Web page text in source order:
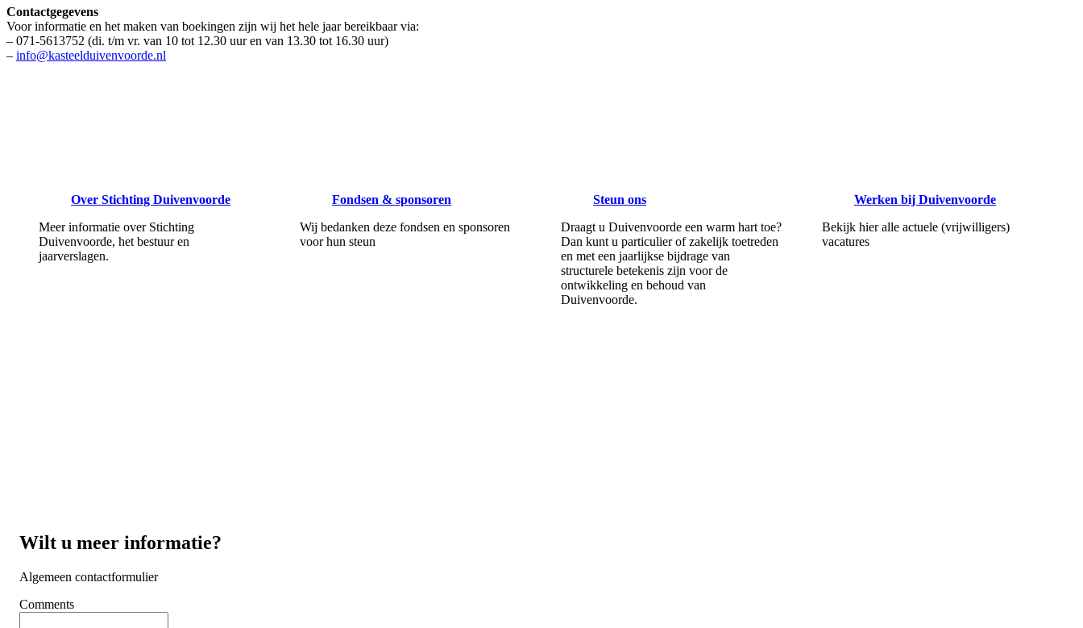
Contactgegevens
Voor informatie en het maken van boekingen zijn wij het hele jaar bereikbaar via:
– 071-5613752 (di. t/m vr. van 10 tot 12.30 uur en van 13.30 tot 16.30 uur)
– info@kasteelduivenvoorde.nl
Over Stichting Duivenvoorde
Meer informatie over Stichting
Duivenvoorde, het bestuur en
jaarverslagen.
Fondsen & sponsoren
Wij bedanken deze fondsen en sponsoren
voor hun steun
Steun ons
Draagt u Duivenvoorde een warm hart toe?
Dan kunt u particulier of zakelijk toetreden
en met een jaarlijkse bijdrage van
structurele betekenis zijn voor de
ontwikkeling en behoud van
Duivenvoorde.
Werken bij Duivenvoorde
Bekijk hier alle actuele (vrijwilligers)
vacatures
Wilt u meer informatie?
Algemeen contactformulier
Comments